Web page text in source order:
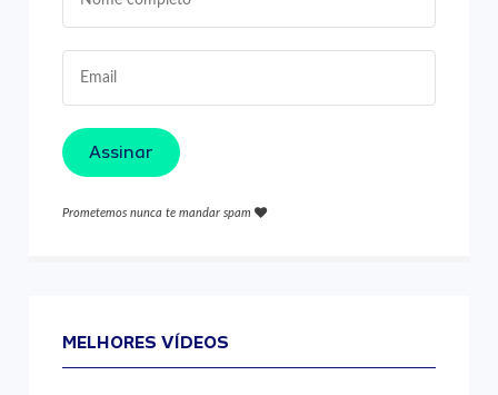
Assinar
Prometemos nunca te mandar spam
MELHORES VÍDEOS